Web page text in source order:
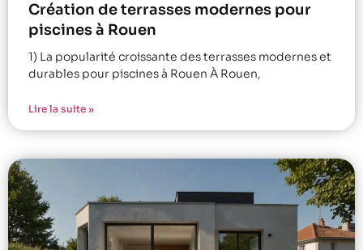
Création de terrasses modernes pour
piscines à Rouen
1) La popularité croissante des terrasses modernes et
durables pour piscines à Rouen À Rouen,
Lire la suite »